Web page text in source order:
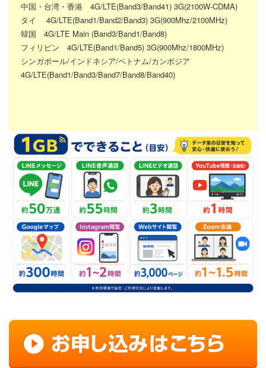
中国・台湾・香港 4G/LTE(Band3/Band41) 3G(2100W-CDMA)
タイ 4G/LTE(Band1/Band2/Band3) 3G(900Mhz/2100MHz)
韓国 4G/LTE Main (Band3/Band1/Band8)
フィリピン 4G/LTE(Band1/Band5) 3G(900Mhz/1800MHz)
シンガポール/インドネシア/ベトナム/カンボジア
4G/LTE(Band1/Band3/Band7/Band8/Band40)